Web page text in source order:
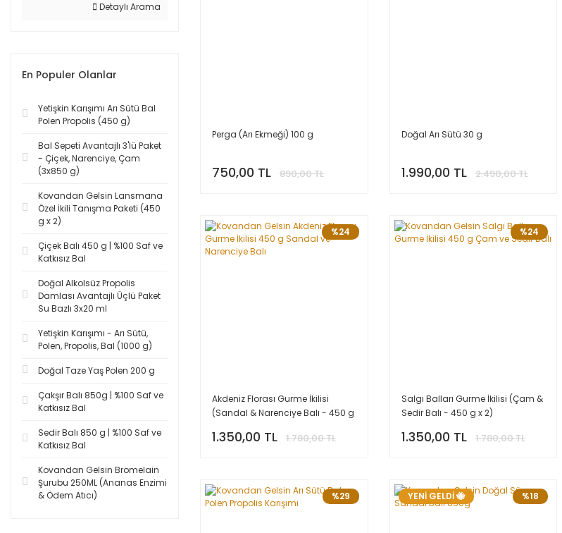
Detaylı Arama
En Populer Olanlar
Yetişkin Karışımı Arı Sütü Bal
Polen Propolis (450 g)
Bal Sepeti Avantajlı 3'lü Paket
- Çiçek, Narenciye, Çam
(3x850 g)
Kovandan Gelsin Lansmana
Özel İkili Tanışma Paketi (450
g x 2)
Çiçek Balı 450 g | %100 Saf ve
Katkısız Bal
Doğal Alkolsüz Propolis
Damlası Avantajlı Üçlü Paket
Su Bazlı 3x20 ml
Yetişkin Karışımı - Arı Sütü,
Polen, Propolis, Bal (1000 g)
Doğal Taze Yaş Polen 200 g
Çakşır Balı 850g | %100 Saf ve
Katkısız Bal
Sedir Balı 850 g | %100 Saf ve
Katkısız Bal
Kovandan Gelsin Bromelain
Şurubu 250ML (Ananas Enzimi
& Ödem Atıcı)
Perga (Arı Ekmeği) 100 g
750,00 TL 890,00 TL
Doğal Arı Sütü 30 g
1.990,00 TL 2.490,00 TL
%24
Akdeniz Florası Gurme İkilisi
(Sandal & Narenciye Balı - 450 g
1.350,00 TL 1.780,00 TL
%24
Salgı Balları Gurme İkilisi (Çam &
Sedir Balı - 450 g x 2)
1.350,00 TL 1.780,00 TL
%29 %18
YENİ GELDİ 🐝